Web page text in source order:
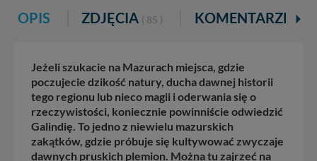
OPIS ZDJĘCIA ( 85 ) KOMENTARZE
Jeżeli szukacie na Mazurach miejsca, gdzie
poczujecie dzikość natury, ducha dawnej historii
tego regionu lub nieco magii i oderwania się o
rzeczywistości, koniecznie powinniście odwiedzić
Galindię. To jedno z niewielu mazurskich
zakątków, gdzie próbuje się kultywować zwyczaje
dawnych pruskich plemion. Można tu zajrzeć na